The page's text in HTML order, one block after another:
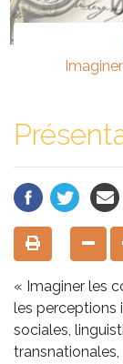
« Imaginer les
les perceptions
sociales,